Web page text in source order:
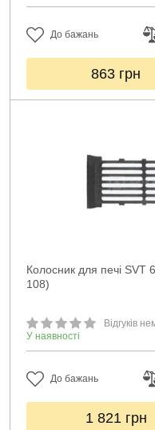
До бажань
863 грн
Колосник для печі SVT
108)
Відгуків
У наявності
До бажань
1 821 грн